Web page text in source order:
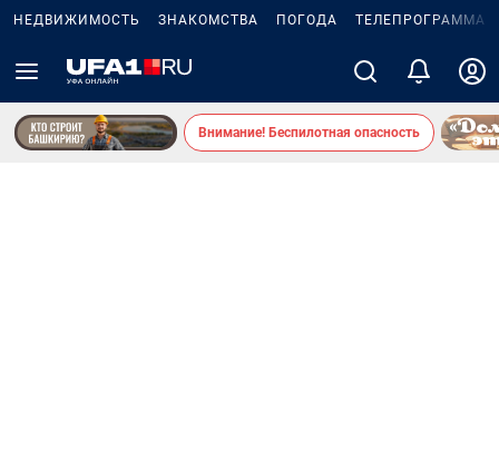
НЕДВИЖИМОСТЬ ЗНАКОМСТВА ПОГОДА ТЕЛЕПРОГРАММА
Внимание! Беспилотная опасность